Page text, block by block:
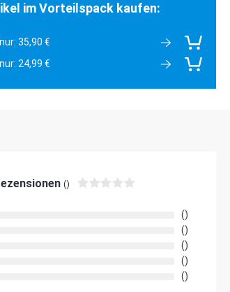
im Vorteilspack kaufen:
35,90 €
24,99 €
()